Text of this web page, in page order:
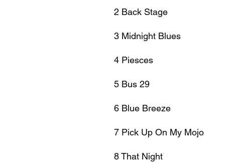
2 Back Stage
3 Midnight Blues
4 Piesces
5 Bus 29
6 Blue Breeze
7 Pick Up On My Mojo
8 That Night